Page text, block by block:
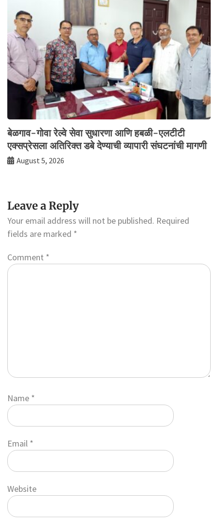
बेळगाव-गोवा रेल्वे सेवा सुधारणा आणि हबळी-एलटीटी
एक्सप्रेसला अतिरिक्त डबे देण्याची व्यापारी संघटनांची मागणी
August 5, 2026
Leave a Reply
Your email address will not be published. Required
fields are marked *
Comment *
Name *
Email *
Website